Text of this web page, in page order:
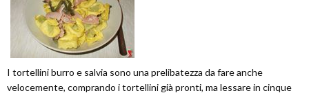
I tortellini burro e salvia sono una prelibatezza da fare anche
velocemente, comprando i tortellini già pronti, ma lessare in cinque